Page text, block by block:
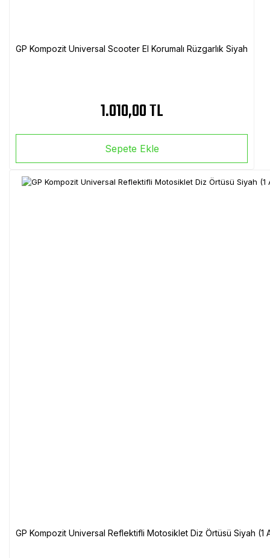
GP Kompozit Universal Scooter El Korumalı Rüzgarlık Siyah
1.010,00 TL
Sepete Ekle
GP Kompozit Universal Reflektifli Motosiklet Diz Örtüsü Siyah